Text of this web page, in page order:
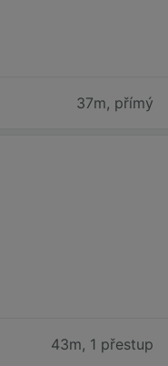
37m, přímý
43m, 1 přestup